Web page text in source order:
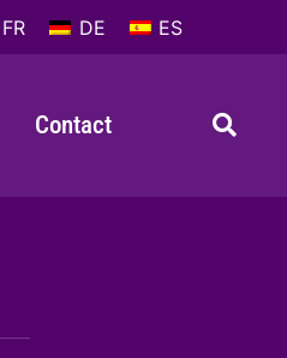
FR DE ES
Contact